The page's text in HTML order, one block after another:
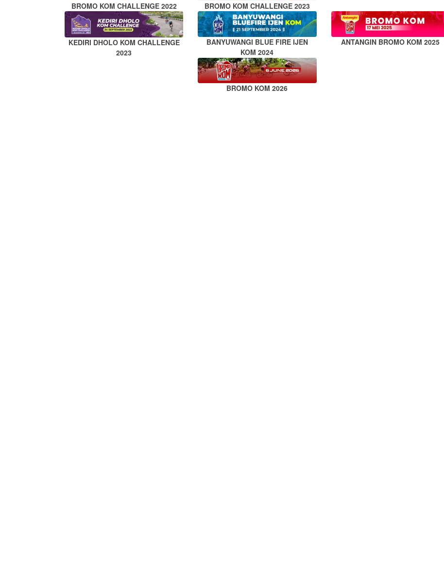
BROMO KOM CHALLENGE 2022 BROMO KOM CHALLENGE 2023
KEDIRI DHOLO KOM CHALLENGE
2023
BANYUWANGI BLUE FIRE IJEN
KOM 2024
ANTANGIN BROMO KOM 2025
BROMO KOM 2026